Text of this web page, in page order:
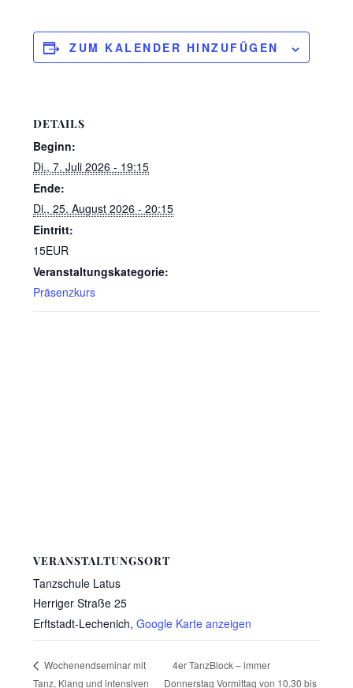
ZUM KALENDER HINZUFÜGEN
DETAILS
Beginn:
Di., 7. Juli 2026 - 19:15
Ende:
Di., 25. August 2026 - 20:15
Eintritt:
15EUR
Veranstaltungskategorie:
Präsenzkurs
VERANSTALTUNGSORT
Tanzschule Latus
Herriger Straße 25
Erftstadt-Lechenich, Google Karte anzeigen
Wochenendseminar mit
Tanz, Klang und intensiven
4er TanzBlock – immer
Donnerstag Vormittag von 10.30 bis